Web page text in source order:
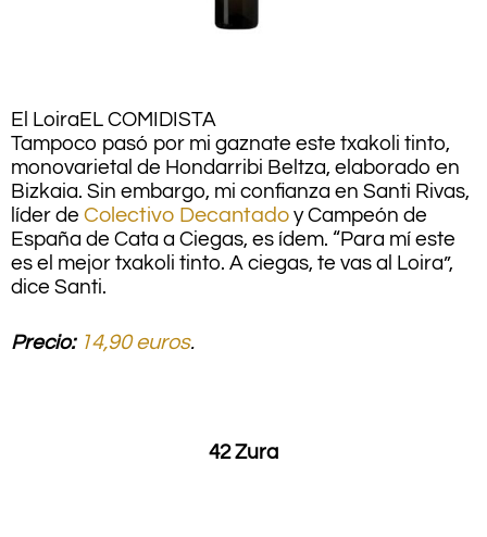
El Loira EL COMIDISTA
Tampoco pasó por mi gaznate este txakoli tinto,
monovarietal de Hondarribi Beltza, elaborado en
Bizkaia. Sin embargo, mi confianza en Santi Rivas,
líder de Colectivo Decantado y Campeón de
España de Cata a Ciegas, es ídem. “Para mí este
es el mejor txakoli tinto. A ciegas, te vas al Loira”,
dice Santi.
Precio: 14,90 euros.
42 Zura